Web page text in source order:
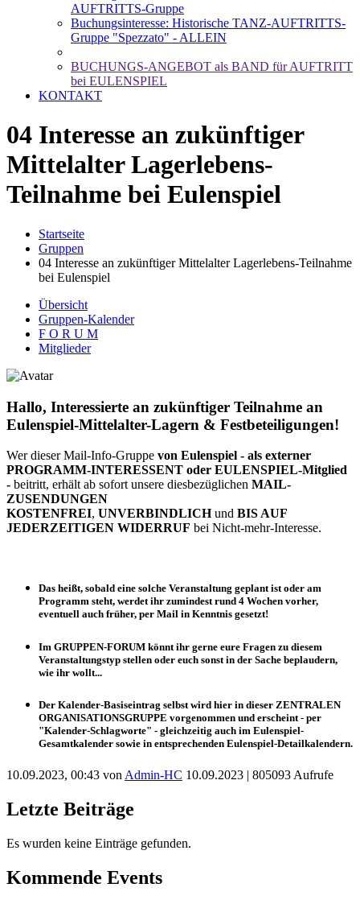
AUFTRITTS-Gruppe
Buchungsinteresse: Historische TANZ-AUFTRITTS-
Gruppe "Spezzato" - ALLEIN
BUCHUNGS-ANGEBOT als BAND für AUFTRITT
bei EULENSPIEL
KONTAKT
04 Interesse an zukünftiger
Mittelalter Lagerlebens-
Teilnahme bei Eulenspiel
Startseite
Gruppen
04 Interesse an zukünftiger Mittelalter Lagerlebens-Teilnahme
bei Eulenspiel
Übersicht
Gruppen-Kalender
F O R U M
Mitglieder
Hallo, Interessierte an zukünftiger Teilnahme an
Eulenspiel-Mittelalter-Lagern & Festbeteiligungen!
Wer dieser Mail-Info-Gruppe von Eulenspiel - als externer
PROGRAMM-INTERESSENT oder EULENSPIEL-Mitglied
- beitritt, erhält ab sofort unsere diesbezüglichen MAIL-
ZUSENDUNGEN
KOSTENFREI, UNVERBINDLICHund BIS AUF
JEDERZEITIGEN WIDERRUF bei Nicht-mehr-Interesse.
Das heißt, sobald eine solche Veranstaltung geplantist oder am
Programm steht, werdet ihr zumindestrund 4 Wochen vorher,
eventuell auch früher, per Mail in Kenntnis gesetzt!
Im GRUPPEN-FORUM könnt ihr gerne eure Fragen zu diesem
Veranstaltungstyp stellen oder euch sonst in der Sache beplaudern,
wie ihr wollt...
Der Kalender-Basiseintrag selbst wird hier in dieser ZENTRALEN
ORGANISATIONSGRUPPE vorgenommen und erscheint - per
"Kalender-Schlagworte" - gleichzeitig auch im Eulenspiel-
Gesamtkalender sowie in entsprechenden Eulenspiel-Detailkalendern.
10.09.2023, 00:43 von Admin-HC 10.09.2023 | 805093 Aufrufe
Letzte Beiträge
Es wurden keine Einträge gefunden.
Kommende Events